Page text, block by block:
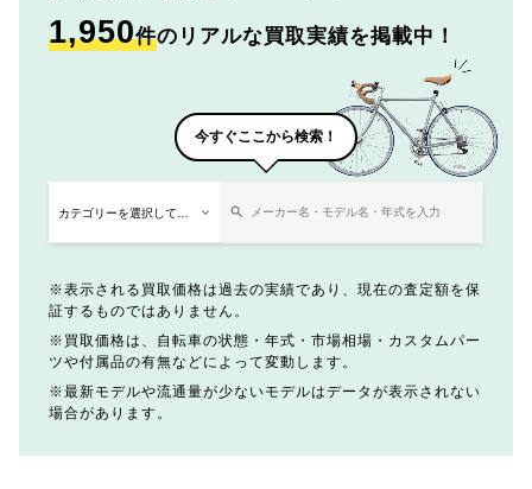
1,950件のリアルな買取実績を掲載中！
今すぐここから検索！
表示される買取価格は過去の実績であり、現在の査定額を保
証するものではありません。
買取価格は、自転車の状態・年式・市場相場・カスタムパー
ツや付属品の有無などによって変動します。
最新モデルや流通量が少ないモデルはデータが表示されない
場合があります。